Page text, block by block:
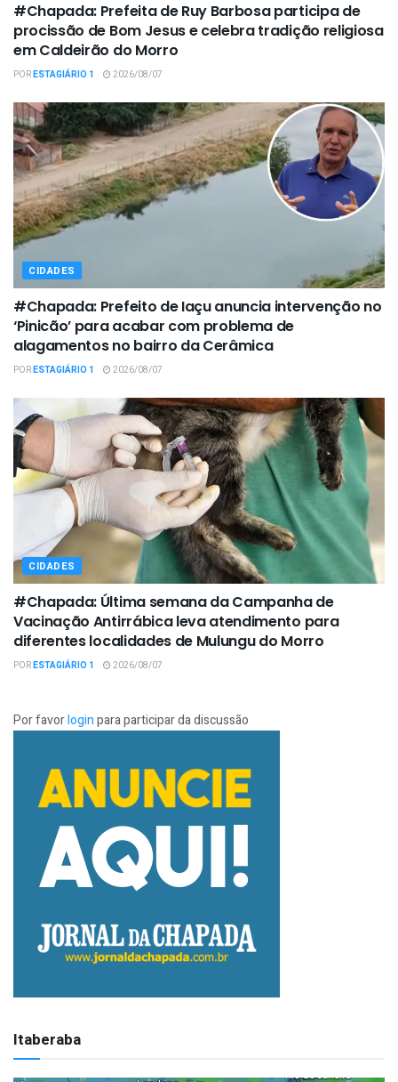
#Chapada: Prefeita de Ruy Barbosa participa de
procissão de Bom Jesus e celebra tradição religiosa
em Caldeirão do Morro
PORESTAGIÁRIO 1 2026/08/07
CIDADES
#Chapada: Prefeito de Iaçu anuncia intervenção no
‘Pinicão’ para acabar com problema de
alagamentos no bairro da Cerâmica
PORESTAGIÁRIO 1 2026/08/07
CIDADES
#Chapada: Última semana da Campanha de
Vacinação Antirrábica leva atendimento para
diferentes localidades de Mulungu do Morro
PORESTAGIÁRIO 1 2026/08/07
Por favorloginpara participar da discussão
Itaberaba